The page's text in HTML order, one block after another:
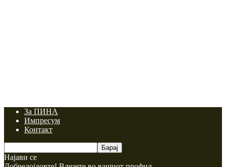
За ПИНА
Импресум
Контакт
Најави се